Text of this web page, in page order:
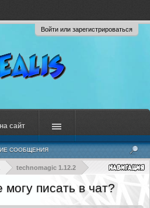
Войти или зарегистрироваться
technomagic 1.12.2
писать в чат?
СООБЩЕНИЯ
сайт